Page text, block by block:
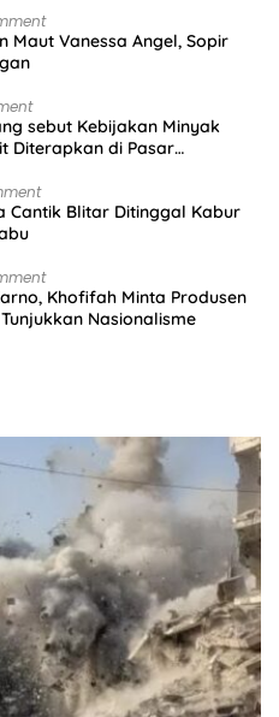
Maut Vanessa Angel, Sopir
sebut Kebijakan Minyak
Diterapkan di Pasar
Cantik Blitar Ditinggal Kabur
Khofifah Minta Produsen
Nasionalisme